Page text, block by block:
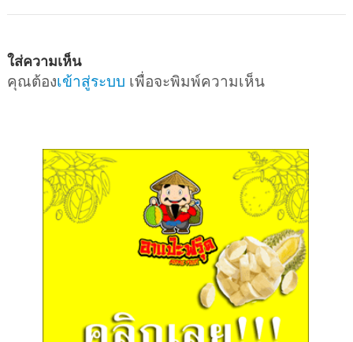
ใส่ความเห็น
คุณต้องเข้าสู่ระบบ เพื่อจะพิมพ์ความเห็น